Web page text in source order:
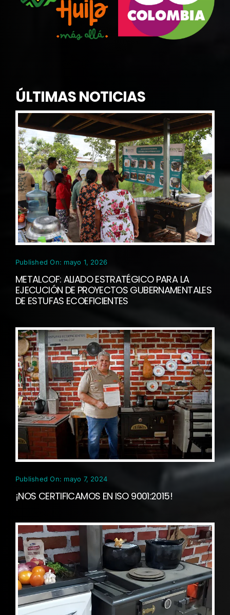
ÚLTIMAS NOTICIAS
Published On: mayo 1, 2026
METALCOF: ALIADO ESTRATÉGICO PARA LA
EJECUCIÓN DE PROYECTOS GUBERNAMENTALES
DE ESTUFAS ECOEFICIENTES
Published On: mayo 7, 2024
¡NOS CERTIFICAMOS EN ISO 9001:2015!